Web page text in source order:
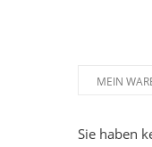
MEIN
Sie haben